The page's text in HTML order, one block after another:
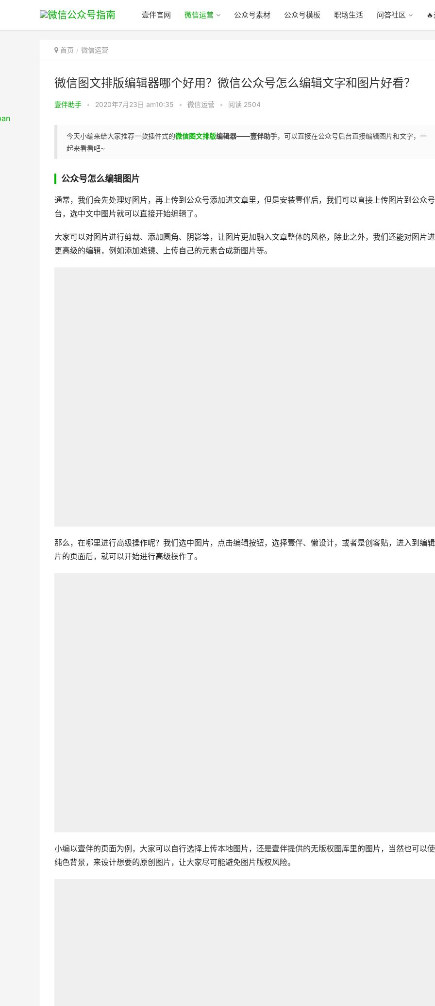
壹伴官网 微信运营 公众号素材 公众号模板 职场生活 问答社区
首页 微信运营
微信图文排版编辑器哪个好用？微信公众号怎么编辑文字和图片好看？
壹伴助手 • 2020年7月23日 am10:35 • 微信运营 • 阅读 2504
今天小编来给大家推荐一款插件式的微信图文排版编辑器——壹伴助手，可以直接在公众号后台直接编辑图片和文字，一
起来看看吧~
公众号怎么编辑图片
通常，我们会先处理好图片，再上传到公众号添加进文章里，但是安装壹伴后，我们可以直接上传图片到公众
台，选中文中图片就可以直接开始编辑了。
大家可以对图片进行剪裁、添加圆角、阴影等，让图片更加融入文章整体的风格，除此之外，我们还能对图片
更高级的编辑，例如添加滤镜、上传自己的元素合成新图片等。
那么，在哪里进行高级操作呢？我们选中图片，点击编辑按钮，选择壹伴、懒设计，或者是创客贴，进入到编
片的页面后，就可以开始进行高级操作了。
小编以壹伴的页面为例，大家可以自行选择上传本地图片，还是壹伴提供的无版权图库里的图片，当然也可以
纯色背景，来设计想要的原创图片，让大家尽可能避免图片版权风险。